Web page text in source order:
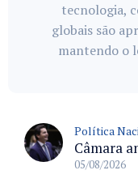
tecnologia,
globais são
mantendo o
Política
05/08/2026